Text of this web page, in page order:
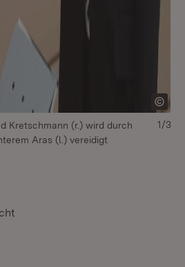
Kretschmann (r.) wird durch
Aras (l.) vereidigt
1/3